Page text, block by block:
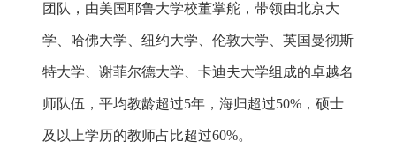
团队，由美国耶鲁大学校董掌舵，带领由北京大
学、哈佛大学、纽约大学、伦敦大学、英国曼彻斯
特大学、谢菲尔德大学、卡迪夫大学组成的卓越名
师队伍，平均教龄超过5年，海归超过50%，硕士
及以上学历的教师占比超过60%。